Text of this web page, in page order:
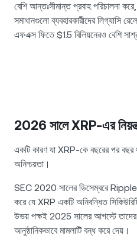
বেশি আন্তঃসীমান্ত প্রবাহ পরিচালনা
সমাধানগুলো ব্যবহারকারীদের লিগ্যাসি
এফএক্স ফিতে $1.5 বিলিয়নেরও বেশি
2026 সালে XRP-এর
একটি কারণ যা XRP-কে বছরের পর বছর
অনিশ্চয়তা।
SEC 2020 সালের ডিসেম্বরে
করে যে XRP একটি অনিবন্ধিত
উভয় পক্ষই 2025 সালের আগস্টে তাদের
আনুষ্ঠানিকভাবে মামলাটি বন্ধ করে দেয়।